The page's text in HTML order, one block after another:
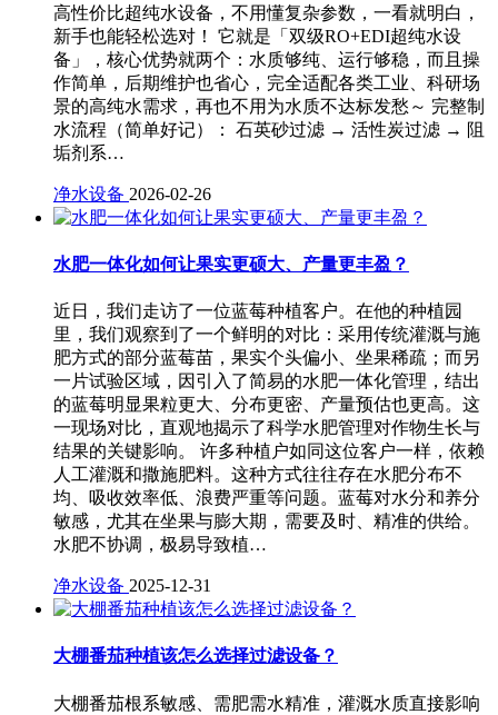
高性价比超纯水设备，不用懂复杂参数，一看就明白，
新手也能轻松选对！ 它就是「双级RO+EDI超纯水设
备」，核心优势就两个：水质够纯、运行够稳，而且操
作简单，后期维护也省心，完全适配各类工业、科研场
景的高纯水需求，再也不用为水质不达标发愁～ 完整制
水流程（简单好记）： 石英砂过滤 → 活性炭过滤 → 阻
垢剂系…
净水设备 2026-02-26
水肥一体化如何让果实更硕大、产量更丰盈？
近日，我们走访了一位蓝莓种植客户。在他的种植园
里，我们观察到了一个鲜明的对比：采用传统灌溉与施
肥方式的部分蓝莓苗，果实个头偏小、坐果稀疏；而另
一片试验区域，因引入了简易的水肥一体化管理，结出
的蓝莓明显果粒更大、分布更密、产量预估也更高。这
一现场对比，直观地揭示了科学水肥管理对作物生长与
结果的关键影响。 许多种植户如同这位客户一样，依赖
人工灌溉和撒施肥料。这种方式往往存在水肥分布不
均、吸收效率低、浪费严重等问题。蓝莓对水分和养分
敏感，尤其在坐果与膨大期，需要及时、精准的供给。
水肥不协调，极易导致植…
净水设备 2025-12-31
大棚番茄种植该怎么选择过滤设备？
大棚番茄根系敏感、需肥需水精准，灌溉水质直接影响